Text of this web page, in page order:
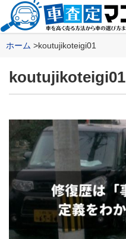
ホーム koutujikoteigi01
koutujikoteigi01